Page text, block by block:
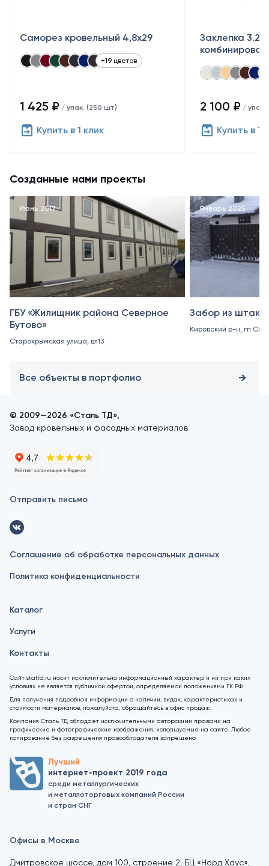
Саморез кровельный 4,8x29
+19 цветов
1 425 ₽ / упак. (250 шт)
Купить в 1 клик
Заклепка
2 100 ₽ / упак.
Купить в 1
Созданные нами проекты
Июнь 2017
ГБУ «Жилищник района Северное
Бутово»
Старокрымская улица, вл13
Январь 2025
Забор из
Кировский р-н, гп
Все объекты в портфолио
© 2009—2026 «Сталь ТД»,
Завод кровельных и фасадных материалов
Отправить письмо
Соглашение об обработке персональных данных
Политика конфиденциальности
Каталог
Услуги
Контакты
Сайт staltd.ru носит исключительно информационный характер и ни при каких
условиях не является публичной офертой, определяемой положениями ГК РФ.
Для получения подробной информации о наличии, видах, характеристиках и
стоимости материалов, пожалуйста, обращайтесь в офис продаж.
Компания Сталь ТД обладает исключительными авторскими правами на
графические и фотографические изображения, используемые на сайте. Любое
копирование без разрешения правообладателя запрещено
Лучший
интернет-проект 2019 года
среди металлургических
и металлоторговых компаний России
и стран СНГ
Офисы в Москве
Дмитровское шоссе, дом 100, строение 2, БЦ «Норд Хаус»,